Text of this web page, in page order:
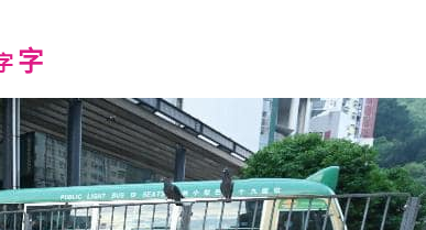
Reset
size.
字Increase
font
size.